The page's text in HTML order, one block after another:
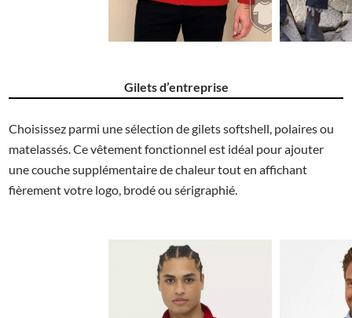
8.37€
Gilets d’entreprise
Choisissez parmi une sélection de gilets softshell, polaires ou
matelassés. Ce vêtement fonctionnel est idéal pour ajouter
une couche supplémentaire de chaleur tout en affichant
fièrement votre logo, brodé ou sérigraphié.